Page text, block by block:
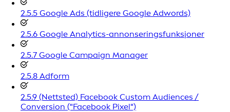
2.5.5 Google Ads (tidligere Google Adwords)
2.5.6 Google Analytics-annonseringsfunksjoner
2.5.7 Google Campaign Manager
2.5.8 Adform
2.5.9 (Nettsted) Facebook Custom Audiences /
Conversion ("Facebook Pixel")